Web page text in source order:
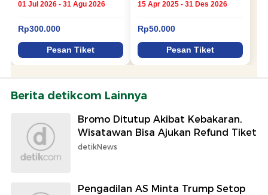
Berita detikcom Lainnya
Bromo Ditutup Akibat Kebakaran,
Wisatawan Bisa Ajukan Refund Tiket
detikNews
Pengadilan AS Minta Trump Setop